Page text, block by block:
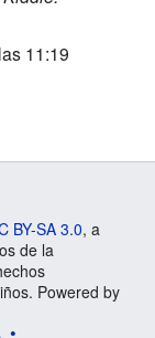
11:19
BY-SA 3.0, a
de la
Powered by